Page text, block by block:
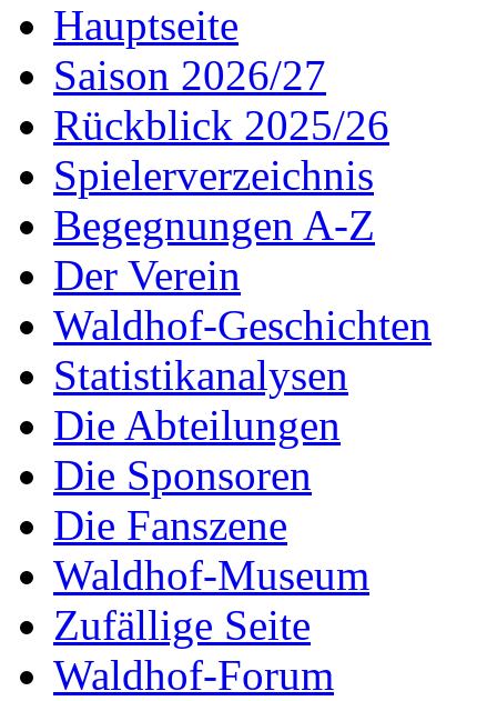
Hauptseite
Saison 2026/27
Rückblick 2025/26
Spielerverzeichnis
Begegnungen A-Z
Der Verein
Waldhof-Geschichten
Statistikanalysen
Die Abteilungen
Die Sponsoren
Die Fanszene
Waldhof-Museum
Zufällige Seite
Waldhof-Forum